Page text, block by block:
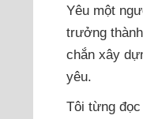
Yêu một
trưởng
chắn xây
yêu.
Tôi từng